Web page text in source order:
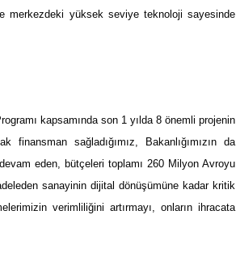
merkezdeki yüksek seviye teknoloji sayesinde
kapsamında son 1 yılda 8 önemli projenin
sağladığımız, Bakanlığımızın da
eden, bütçeleri toplamı 260 Milyon Avroyu
sanayinin dijital dönüşümüne kadar kritik
verimliliğini artırmayı, onların ihracata